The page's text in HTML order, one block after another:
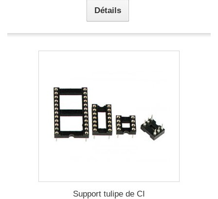
Détails
Support tulipe de CI